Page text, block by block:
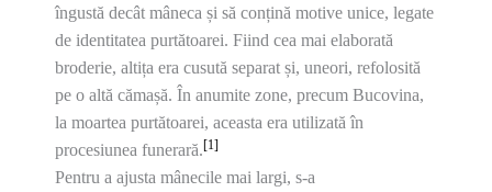
îngustă decât mâneca și să conțină motive unice, legate
de identitatea purtătoarei. Fiind cea mai elaborată
broderie, altița era cusută separat și, uneori, refolosită
pe o altă cămașă. În anumite zone, precum Bucovina,
la moartea purtătoarei, aceasta era utilizată în
procesiunea funerară.[1]
Pentru a ajusta mânecile mai largi, s-a